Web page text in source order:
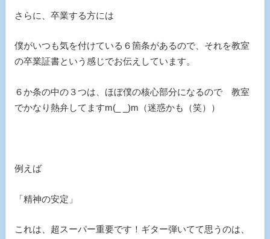
さらに、卒業する方には
僕がいつも気を付けている６箇条があるので、それを教室
の卒業証書という感じでお伝えしています。
６か条の中の３つは、ほぼ僕の核心部分になるので 教室
でかなり熱弁してますm(_ _)m（迷惑かも（笑））
例えば
「精神の安定」
これは、超スーパー重要です！ギター弾いてて思うのは、